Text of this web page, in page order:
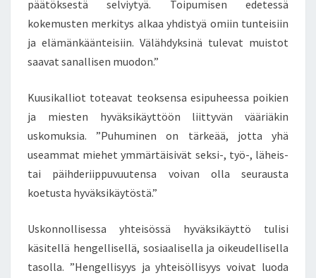
O
I
S
päätöksestä selviytyä. Toipumisen edetessä
kokemusten merkitys alkaa yhdistyä omiin tunteisiin
ja elämänkäänteisiin. Välähdyksinä tulevat muistot
saavat sanallisen muodon.”
Kuusikalliot toteavat teoksensa esipuheessa poikien
ja miesten hyväksikäyttöön liittyvän vääriäkin
uskomuksia. ”Puhuminen on tärkeää, jotta yhä
useammat miehet ymmärtäisivät seksi-, työ-, läheis-
tai päihderiippuvuutensa voivan olla seurausta
koetusta hyväksikäytöstä.”
Uskonnollisessa yhteisössä hyväksikäyttö tulisi
käsitellä hengellisellä, sosiaalisella ja oikeudellisella
tasolla. ”Hengellisyys ja yhteisöllisyys voivat luoda